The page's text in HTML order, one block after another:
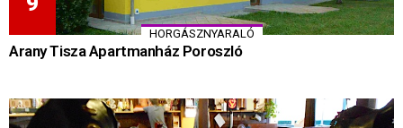
HORGÁSZNYARALÓ
Arany Tisza Apartmanház Poroszló